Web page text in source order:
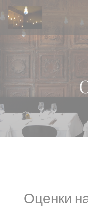
Панель управления
Оценки